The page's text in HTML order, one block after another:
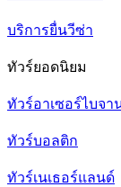
บริการยื่นวีซ่า
ทัวร์ยอดนิยม
ทัวร์อาเซอร์ไบจา
ทัวร์บอลติก
ทัวร์เนเธอร์แลนด์